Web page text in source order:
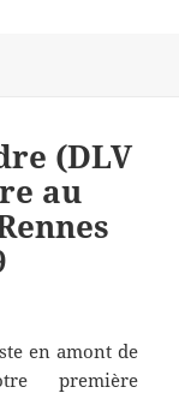
forces du désordre
(DLV
au
en amont de
première